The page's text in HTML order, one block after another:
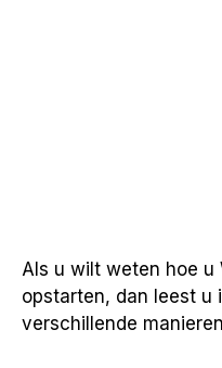
Als u wilt weten hoe u
opstarten, dan leest u
verschillende